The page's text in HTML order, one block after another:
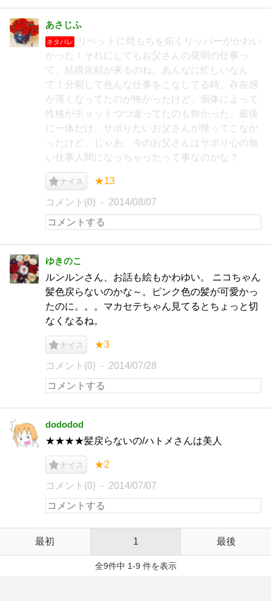
あさじふ
ネタバレ
リベットに焼もちを妬くリッパーがかわい
かった！それにしてもお父さんの発明の仕事っ
て、結構依頼が来るのね。あんなに忙しいなん
て！分裂して色んな仕事をこなしてる時、存在感
が薄くなってたのが怖かったけど、個体によって
性格がチョットづつ違ってたのも怖かった。最後
に一体だけ、サボりたいお父さんが帰ってこなか
ったけど、じゃあ、今のお父さんはサボり心の無
い仕事人間になっちゃったって事なのかな？
ナイス ★13
コメント(0) 2014/08/07
ゆきのこ
ルンルンさん、お話も絵もかわゆい。 ニコちゃん
髪色戻らないのかな～。ピンク色の髪が可愛かっ
たのに。。。マカセテちゃん見てるとちょっと切
なくなるね。
ナイス ★3
コメント(0) 2014/07/28
dododod
★★★★髪戻らないの/ハトメさんは美人
ナイス ★2
コメント(0) 2014/07/07
最初 1 最後
全9件中 1-9 件を表示